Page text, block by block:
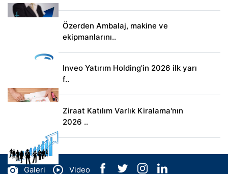
Özerden Ambalaj, makine ve
ekipmanlarını..
Inveo Yatırım Holding'in 2026 ilk yarı
f..
Ziraat Katılım Varlık Kiralama'nın
2026 ..
Galeri Video